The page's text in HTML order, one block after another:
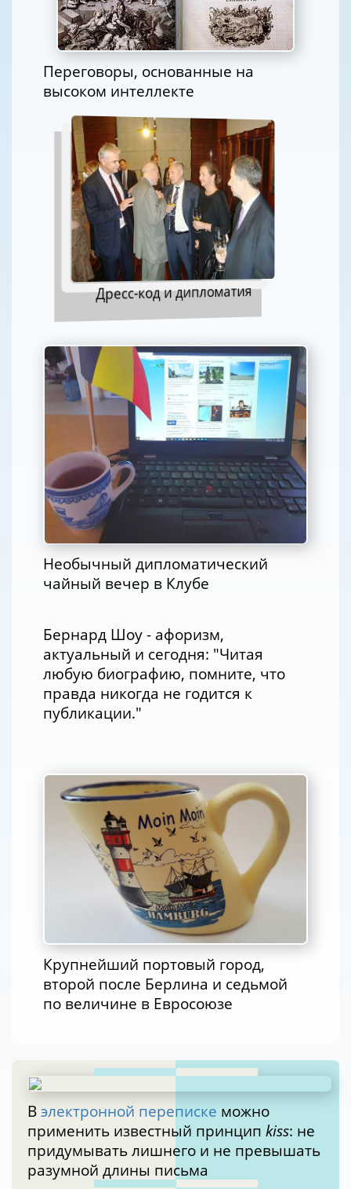
Переговоры, основанные на
высоком интеллекте
Дресс-код и дипломатия
Необычный дипломатический
чайный вечер в Клубе
Бернард Шоу - афоризм,
актуальный и сегодня: "Читая
любую биографию, помните, что
правда никогда не годится к
публикации."
Крупнейший портовый город,
второй после Берлина и седьмой
по величине в Евросоюзе
В электронной переписке можно
применить известный принцип kiss: не
придумывать лишнего и не превышать
разумной длины письма